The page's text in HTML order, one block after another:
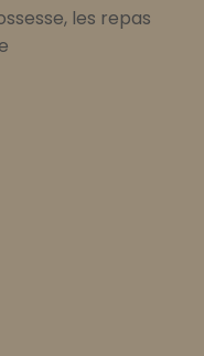
les repas